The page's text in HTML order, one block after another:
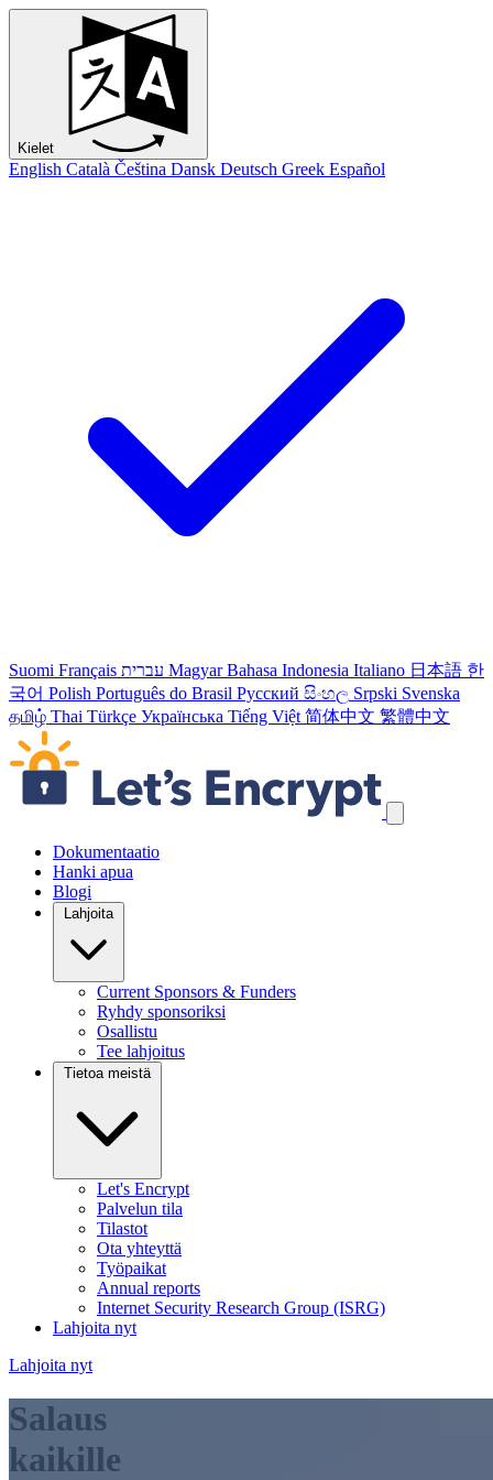
Kielet
English Català Čeština Dansk Deutsch Greek Español
Suomi Français עברית Magyar Bahasa Indonesia Italiano 日本語 한
국어 Polish Português do Brasil Русский සිංහල Srpski Svenska
தமிழ் Thai Türkçe Українська Tiếng Việt 简体中文 繁體中文
Ohita navigointilinkit
Dokumentaatio
Hanki apua
Blogi
Lahjoita
Current Sponsors & Funders
Ryhdy sponsoriksi
Osallistu
Tee lahjoitus
Tietoa meistä
Let's Encrypt
Palvelun tila
Tilastot
Ota yhteyttä
Työpaikat
Annual reports
Internet Security Research Group (ISRG)
Lahjoita nyt
Lahjoita nyt
Salaus
kaikille